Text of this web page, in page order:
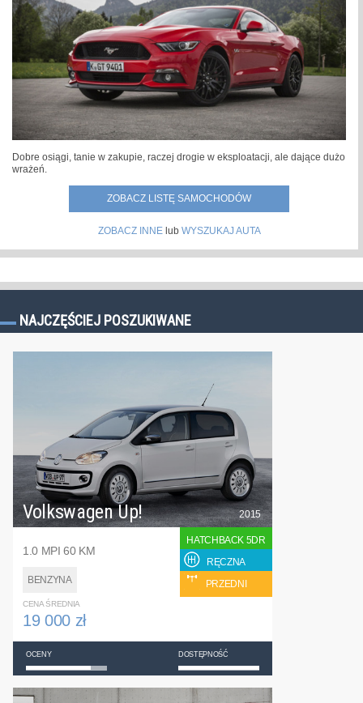
Dobre osiągi, tanie w zakupie, raczej drogie w eksploatacji, ale dające dużo
wrażeń.
ZOBACZ LISTĘ SAMOCHODÓW
ZOBACZ INNElub WYSZUKAJ AUTA
NAJCZĘŚCIEJ POSZUKIWANE
Volkswagen Up!
1.0 MPI 60 KM
BENZYNA
2015
HATCHBACK 5DR
RĘCZNA
PRZEDNI
CENA ŚREDNIA
19 000 zł
OCENY DOSTĘPNOŚĆ